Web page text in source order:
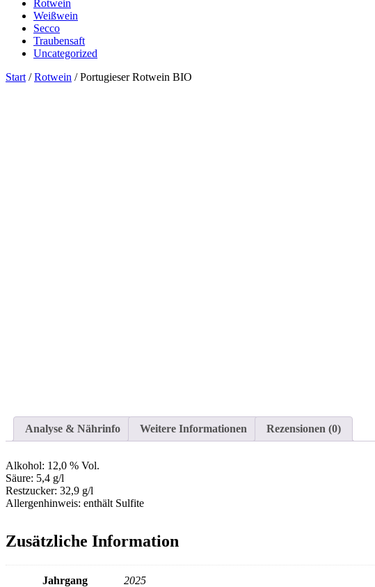
Rotwein
Weißwein
Secco
Traubensaft
Uncategorized
Start /Rotwein / Portugieser Rotwein BIO
Analyse & Nährinfo Weitere Informationen Rezensionen (0)
Alkohol: 12,0 % Vol.
Säure: 5,4 g/l
Restzucker: 32,9 g/l
Allergenhinweis: enthält Sulfite
Zusätzliche Information
Jahrgang 2025